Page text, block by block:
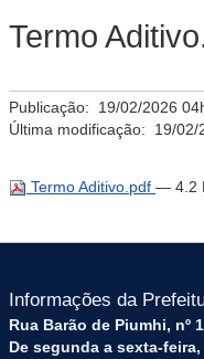
Termo
Publicação: 19/02/2026
Última modificação: 19/02/
Termo Aditivo.pdf — 4.2
Informações da
Rua Barão de Piumhi, nº
De segunda a sexta-